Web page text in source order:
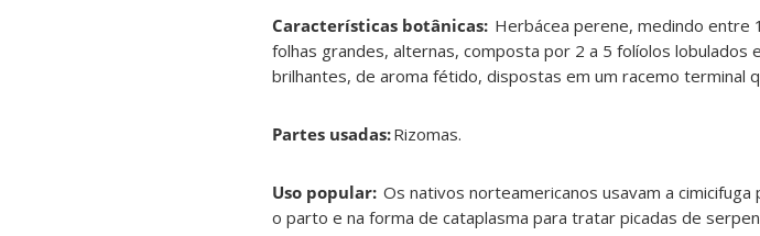
Características botânicas: Herbácea perene, medindo entre
folhas grandes, alternas, composta por 2 a 5 folíolos lobulados
brilhantes, de aroma fétido, dispostas em um racemo terminal
Partes usadas:Rizomas.
Uso popular: Os nativos norteamericanos usavam a
o parto e na forma de cataplasma para tratar picadas de